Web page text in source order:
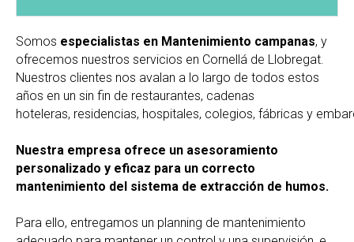
Somos especialistas en Mantenimiento campanas, y
ofrecemos nuestros servicios en Cornellá de Llobregat.
Nuestros clientes nos avalan a lo largo de todos estos
años en un sin fin de restaurantes, cadenas
hoteleras, residencias, hospitales, colegios, fábricas y
Nuestra empresa ofrece un asesoramiento
personalizado y eficaz para un correcto
mantenimiento del sistema de extracción de humos.
Para ello, entregamos un planning de mantenimiento